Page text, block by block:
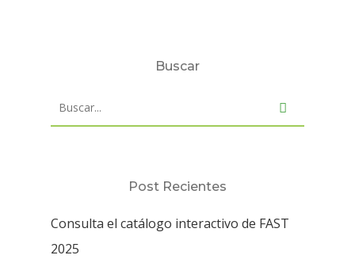
Buscar
Post Recientes
Consulta el catálogo interactivo de FAST
2025